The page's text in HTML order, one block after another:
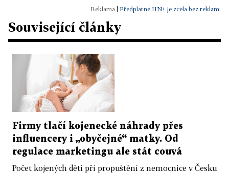
Předplatné HN+ je zcela bez reklam.
Související články
Firmy tlačí kojenecké náhrady přes
influencery i „obyčejné“ matky. Od
regulace marketingu ale stát couvá
Počet kojených dětí při propuštění z nemocnice v Česku